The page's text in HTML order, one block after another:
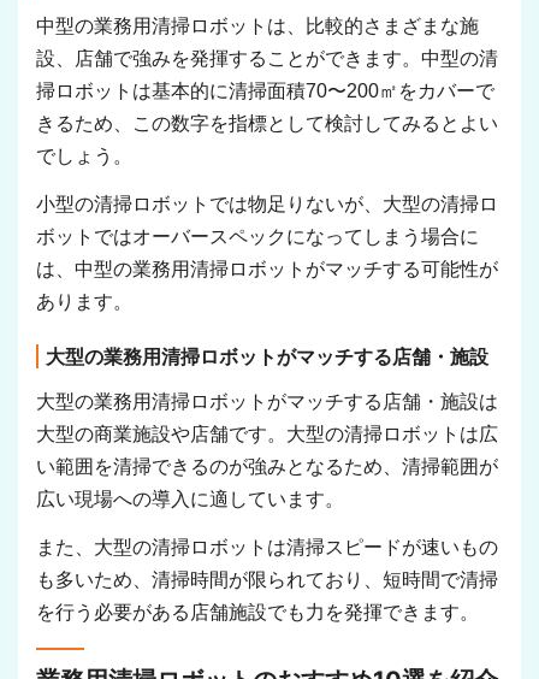
中型の業務用清掃ロボットは、比較的さまざまな施
設、店舗で強みを発揮することができます。中型の清
掃ロボットは基本的に清掃面積70〜200㎡をカバーで
きるため、この数字を指標として検討してみるとよい
でしょう。
小型の清掃ロボットでは物足りないが、大型の清掃ロ
ボットではオーバースペックになってしまう場合に
は、中型の業務用清掃ロボットがマッチする可能性が
あります。
大型の業務用清掃ロボットがマッチする店舗・施設
大型の業務用清掃ロボットがマッチする店舗・施設は
大型の商業施設や店舗です。大型の清掃ロボットは広
い範囲を清掃できるのが強みとなるため、清掃範囲が
広い現場への導入に適しています。
また、大型の清掃ロボットは清掃スピードが速いもの
も多いため、清掃時間が限られており、短時間で清掃
を行う必要がある店舗施設でも力を発揮できます。